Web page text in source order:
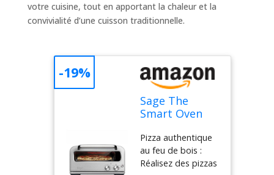
votre cuisine, tout en apportant la chaleur et la
convivialité d’une cuisson traditionnelle.
Sage The
Smart Oven
Inoxydable
Brossé
Pizza authentique
au feu de bois :
Réalisez des pizzas
-19%